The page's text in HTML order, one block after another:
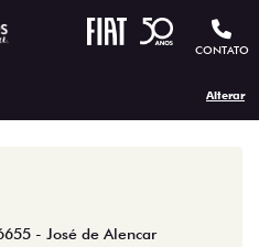
CONTATO
Alterar
- José de Alencar